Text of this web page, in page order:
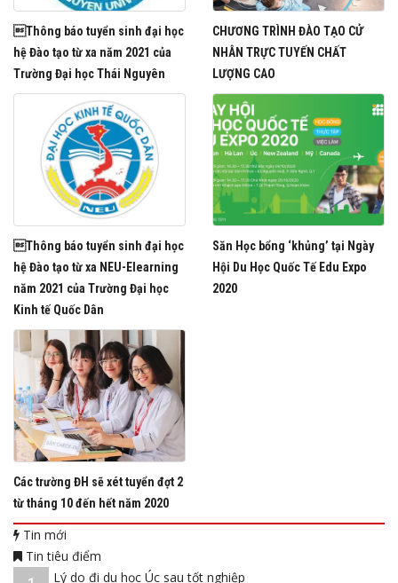
Thông báo tuyển sinh đại học
hệ Đào tạo từ xa năm 2021 của
Trường Đại học Thái Nguyên
CHƯƠNG TRÌNH ĐÀO TẠO CỬ
NHÂN TRỰC TUYẾN CHẤT
LƯỢNG CAO
Thông báo tuyển sinh đại học
hệ Đào tạo từ xa NEU-Elearning
năm 2021 của Trường Đại học
Kinh tế Quốc Dân
Săn Học bổng ‘khủng’ tại Ngày
Hội Du Học Quốc Tế Edu Expo
2020
Các trường ĐH sẽ xét tuyển đợt 2
từ tháng 10 đến hết năm 2020
Tin mới
Tin tiêu điểm
Lý do đi du học Úc sau tốt nghiệp